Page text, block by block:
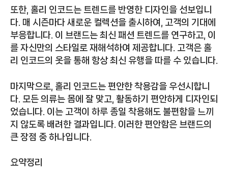
또한, 홀리 인코드는 트렌드를 반영한 디자인을 선보입니
다. 매 시즌마다 새로운 컬렉션을 출시하여, 고객의 기대에
부응합니다. 이 브랜드는 최신 패션 트렌드를 연구하고, 이
를 자신만의 스타일로 재해석하여 제공합니다. 고객은 홀
리 인코드의 옷을 통해 항상 최신 유행을 따를 수 있습니다.
마지막으로, 홀리 인코드는 편안한 착용감을 우선시합니
다. 모든 의류는 몸에 잘 맞고, 활동하기 편안하게 디자인되
었습니다. 이는 고객이 하루 종일 착용해도 불편함을 느끼
지 않도록 배려한 결과입니다. 이러한 편안함은 브랜드의
큰 장점 중 하나입니다.
요약정리